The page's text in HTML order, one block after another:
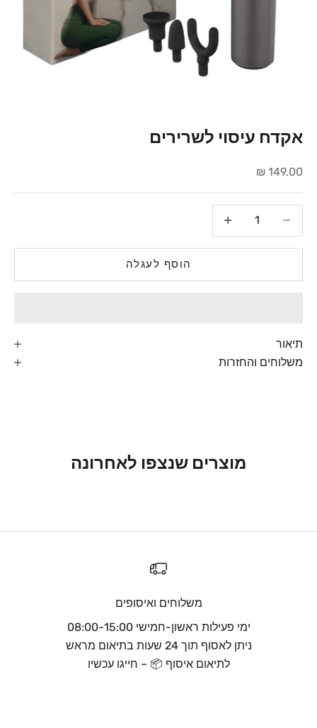
אקדח עיסוי לשרירים
מחיר מבצע
149.00 ₪
הקטנת הכמות
הוסף לעגלה
תיאור
משלוחים והחזרות
מוצרים שנצפו לאחרונה
משלוחים ואיסופים
ימי פעילות ראשון-חמישי 08:00-15:00
ניתן לאסוף תוך 24 שעות בתיאום מראש
לתיאום איסוף 📦 – חייגו עכשיו